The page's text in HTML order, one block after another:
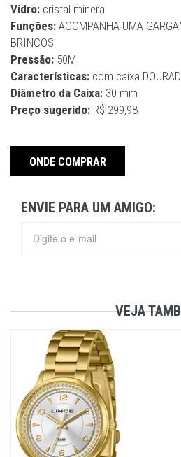
Vidro: cristal mineral
Funções: ACOMPANHA UMA
BRINCOS
Pressão: 50M
Características: com caixa
Diâmetro da Caixa: 30 mm
Preço sugerido: R$ 299,98
ONDE COMPRAR
ENVIE PARA UM AMIGO:
VEJA